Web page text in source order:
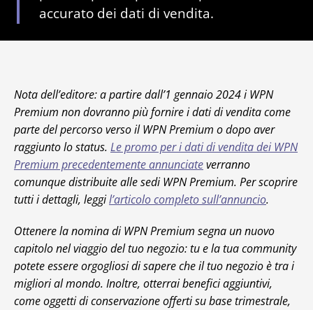
accurato dei dati di vendita.
Nota dell’editore: a partire dall’1 gennaio 2024 i WPN
Premium non dovranno più fornire i dati di vendita come
parte del percorso verso il WPN Premium o dopo aver
raggiunto lo status. Le promo per i dati di vendita dei WPN
Premium precedentemente annunciateverranno
comunque distribuite alle sedi WPN Premium. Per scoprire
tutti i dettagli, leggil’articolo completo sull’annuncio.
Ottenere la nomina di WPN Premium segna un nuovo
capitolo nel viaggio del tuo negozio: tu e la tua community
potete essere orgogliosi di sapere che il tuo negozio è tra i
migliori al mondo. Inoltre, otterrai benefici aggiuntivi,
come oggetti di conservazione offerti su base trimestrale,